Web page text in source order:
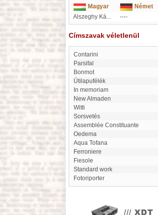
Magyar
Német
Alszeghy Ká...
----
Címszavak véletlenül
Contarini
Parsifal
Bonmot
Útilapufélék
in memoriam
New Almaden
Witti
Sorsvetés
Assemblée Constituante
Oedema
Aqua Tofana
Ferroniere
Fiesole
Standard work
fotoriporter